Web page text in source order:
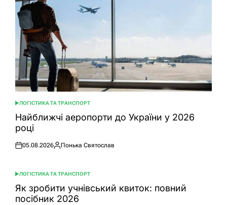
ОПУБЛІКУВАТИ
У
ЛОГІСТИКА ТА ТРАНСПОРТ
Найближчі аеропорти до України у 2026
році
Оприлюднено
05.08.2026
Опубліковано
Понька Святослав
ОПУБЛІКУВАТИ
У
ЛОГІСТИКА ТА ТРАНСПОРТ
Як зробити учнівський квиток: повний
посібник 2026